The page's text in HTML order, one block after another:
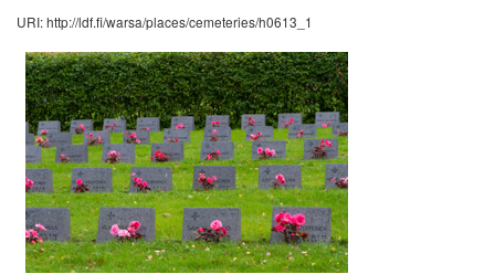
URI: http://ldf.fi/warsa/places/cemeteries/h0613_1